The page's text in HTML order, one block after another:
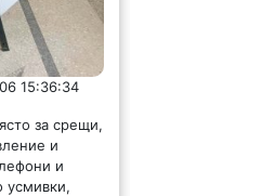
15:36:34
за срещи,
и
и
усмивки,